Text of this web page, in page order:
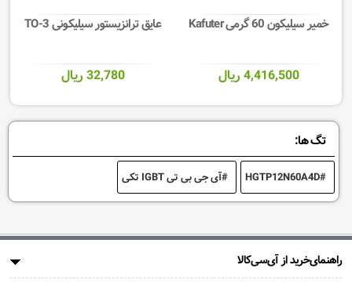
عایق ترانزیستور سیلیکونی TO-3
32,780 ریال
خمیر سیلیکون 60 گرمی Kafuter
4,416,500 ریال
تگ ها:
HGTP12N60A4D آی جی بی تی IGBT تکی
راهنمای‌خرید از آی‌سی‌کالا